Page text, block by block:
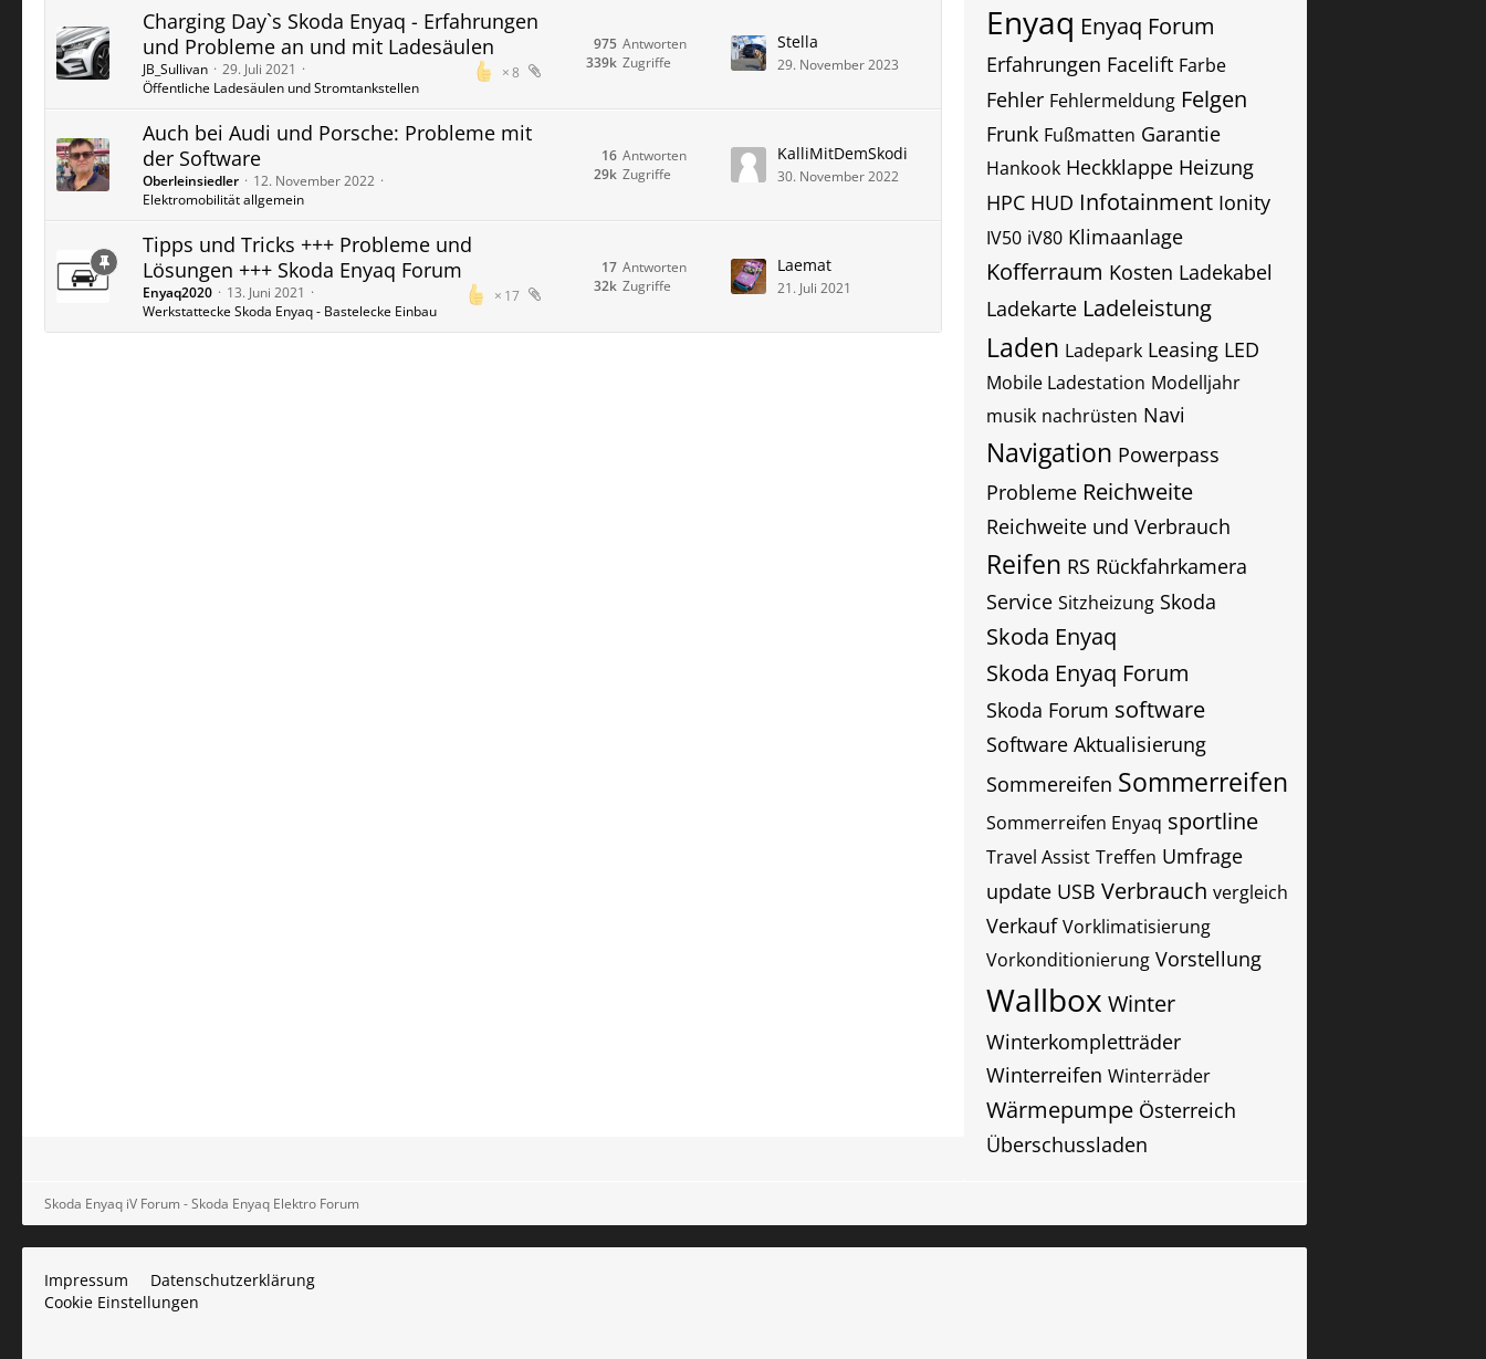
Charging Day`s Skoda Enyaq - Erfahrungen
und Probleme an und mit Ladesäulen
8
JB_Sullivan
29. Juli 2021
Öffentliche Ladesäulen und Stromtankstellen
Antworten
975
Zugriffe
339k
Stella
29. November 2023
Auch bei Audi und Porsche: Probleme mit
der Software
Oberleinsiedler
12. November 2022
Elektromobilität allgemein
Antworten
16
Zugriffe
29k
KalliMitDemSkodi
30. November 2022
Tipps und Tricks +++ Probleme und
Lösungen +++ Skoda Enyaq Forum
17
Enyaq2020
13. Juni 2021
Werkstattecke Skoda Enyaq - Bastelecke Einbau
Antworten
17
Zugriffe
32k
Laemat
21. Juli 2021
Enyaq Enyaq Forum
Erfahrungen Facelift Farbe
Fehler Fehlermeldung Felgen
Frunk Fußmatten Garantie
Hankook Heckklappe Heizung
HPC HUD Infotainment Ionity
IV50 iV80 Klimaanlage
Kofferraum Kosten Ladekabel
Ladekarte Ladeleistung
Laden Ladepark Leasing LED
Mobile Ladestation Modelljahr
musik nachrüsten Navi
Navigation Powerpass
Probleme Reichweite
Reichweite und Verbrauch
Reifen RS Rückfahrkamera
Service Sitzheizung Skoda
Skoda Enyaq
Skoda Enyaq Forum
Skoda Forum software
Software Aktualisierung
Sommereifen Sommerreifen
Sommerreifen Enyaq sportline
Travel Assist Treffen Umfrage
update USB Verbrauch vergleich
Verkauf Vorklimatisierung
Vorkonditionierung Vorstellung
Wallbox Winter
Winterkompletträder
Winterreifen Winterräder
Wärmepumpe Österreich
Überschussladen
Skoda Enyaq iV Forum - Skoda Enyaq Elektro Forum
Impressum
Datenschutzerklärung
Cookie Einstellungen